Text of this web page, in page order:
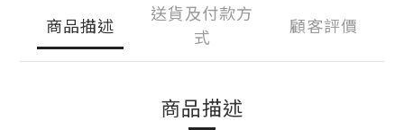
商品描述
送貨及付款方
式
顧客評價
商品描述